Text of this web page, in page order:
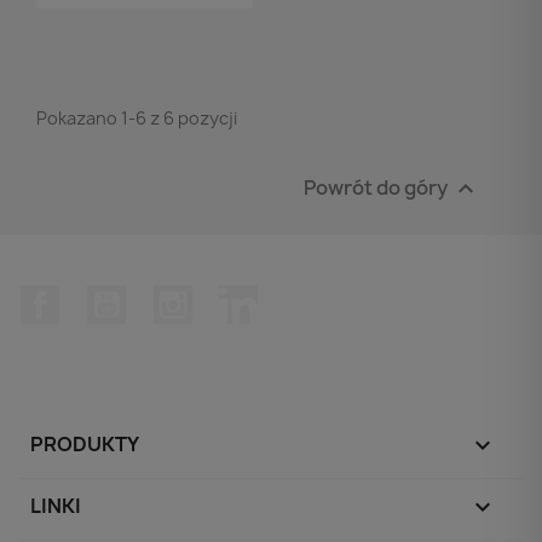
Pokazano 1-6 z 6 pozycji
Powrót do góry 
PRODUKTY 
LINKI 